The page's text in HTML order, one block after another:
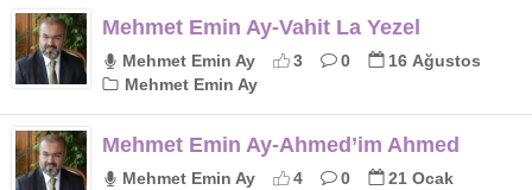
Mehmet Emin Ay-Vahit La Yezel
Mehmet Emin Ay 3 0
16 Ağustos
Mehmet Emin Ay
Mehmet Emin Ay-Ahmed’im Ahmed
Mehmet Emin Ay 4 0
21 Ocak